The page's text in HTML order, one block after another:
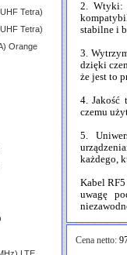
Tetra)
Tetra)
Orange
2. Wtyki:
stabilne i
3.
dzięki
że jest to
4. Jakość
czemu
5.
każdego,
Kabel
uwagę
Cena netto: